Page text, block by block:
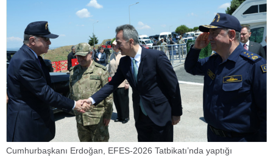
Cumhurbaşkanı Erdoğan, EFES-2026 Tatbikatı’nda yaptığı